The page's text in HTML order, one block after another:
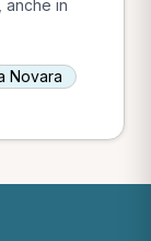
in
Novara